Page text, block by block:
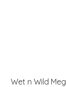
Wet n Wild